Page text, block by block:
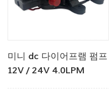
미니 dc 다이어프램 펌프
12V / 24V 4.0LPM